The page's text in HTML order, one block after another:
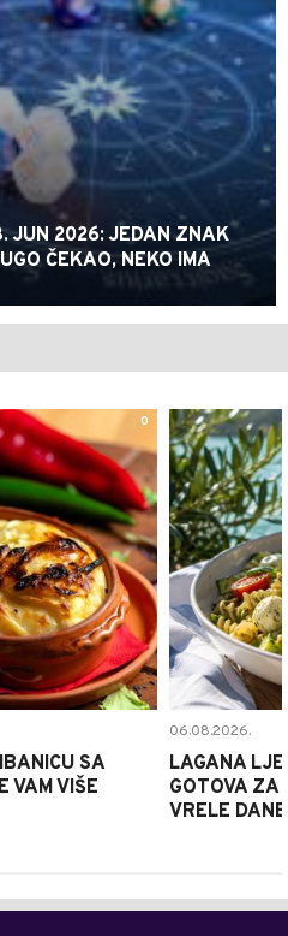
JUN 2026: JEDAN ZNAK
ČEKAO, NEKO IMA
0
SA
VAM VIŠE
06.08.2026.
LAGANA
GOTOVA ZA
VRELE DANE